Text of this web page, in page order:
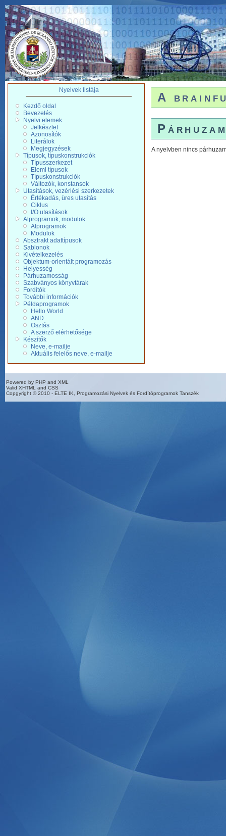
Nyelvek listája
Kezdő oldal
Bevezetés
Nyelvi elemek
Jelkészlet
Azonosítók
Literálok
Megjegyzések
Típusok, típuskonstrukciók
Típusszerkezet
Elemi típusok
Típuskonstrukciók
Változók, konstansok
Utasítások, vezérlési szerkezetek
Értékadás, üres utasítás
Ciklus
I/O utasítások
Alprogramok, modulok
Alprogramok
Modulok
Absztrakt adattípusok
Sablonok
Kivételkezelés
Objektum-orientált programozás
Helyesség
Párhuzamosság
Szabványos könyvtárak
Fordítók
További információk
Példaprogramok
Hello World
AND
Osztás
A szerző elérhetősége
Készítők
Neve, e-mailje
Aktuális felelős neve, e-mailje
A
A nyelvben nincs
Powered by PHP and XML
Valid XHTML and CSS
Copgyright © 2010 - ELTE IK, Programozási Nyelvek és Fordítóprogramok Tanszék